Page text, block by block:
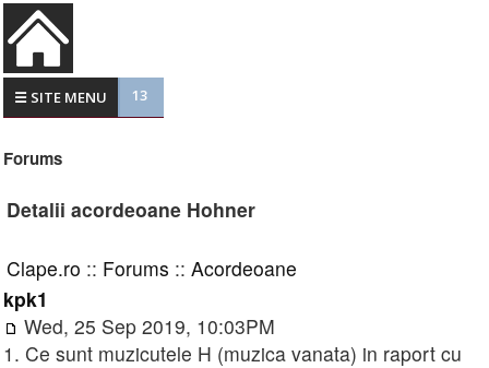
☰ SITE MENU 13
Forums
Detalii acordeoane Hohner
Clape.ro :: Forums :: Acordeoane
kpk1
Wed, 25 Sep 2019, 10:03PM
1. Ce sunt muzicutele H (muzica vanata) in raport cu